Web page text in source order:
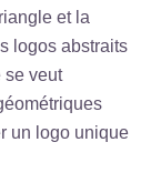
et la
logos abstraits
se veut
un logo unique